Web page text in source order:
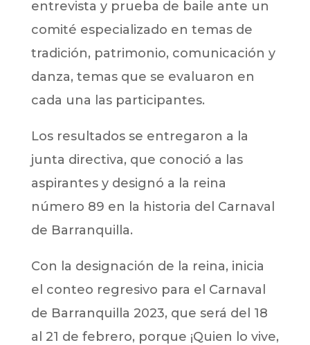
entrevista y prueba de baile ante un
comité especializado en temas de
tradición, patrimonio, comunicación y
danza, temas que se evaluaron en
cada una las participantes.
Los resultados se entregaron a la
junta directiva, que conoció a las
aspirantes y designó a la reina
número 89 en la historia del Carnaval
de Barranquilla.
Con la designación de la reina, inicia
el conteo regresivo para el Carnaval
de Barranquilla 2023, que será del 18
al 21 de febrero, porque ¡Quien lo vive,